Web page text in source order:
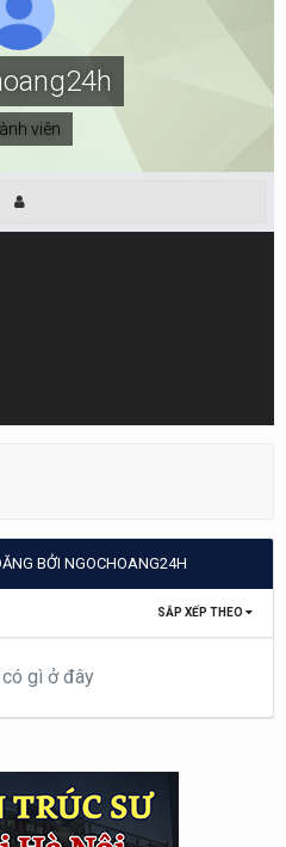
viên
BỞI NGOCHOANG24H
SẮP XẾP THEO
gì ở đây